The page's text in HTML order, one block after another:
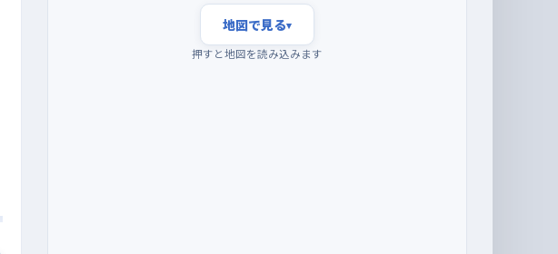
地図で見る▾
押すと地図を読み込みます